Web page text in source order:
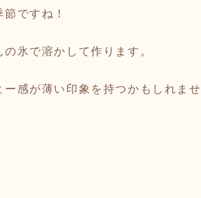
ですね！
氷で溶かして作ります。
感が薄い印象を持つかもしれませ